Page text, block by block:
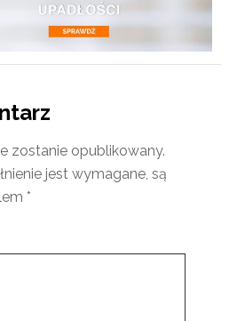
zostanie opublikowany.
jest wymagane, są
*